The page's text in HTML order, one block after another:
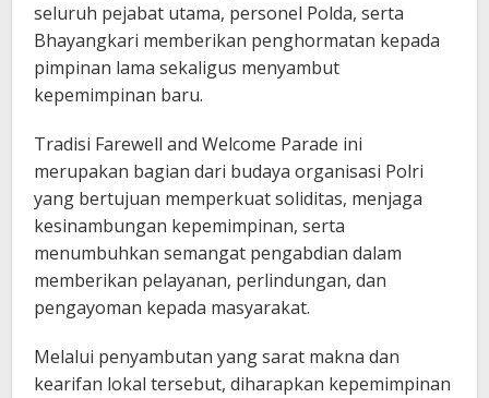
seluruh pejabat utama, personel Polda, serta
Bhayangkari memberikan penghormatan kepada
pimpinan lama sekaligus menyambut
kepemimpinan baru.
Tradisi Farewell and Welcome Parade ini
merupakan bagian dari budaya organisasi Polri
yang bertujuan memperkuat soliditas, menjaga
kesinambungan kepemimpinan, serta
menumbuhkan semangat pengabdian dalam
memberikan pelayanan, perlindungan, dan
pengayoman kepada masyarakat.
Melalui penyambutan yang sarat makna dan
kearifan lokal tersebut, diharapkan kepemimpinan